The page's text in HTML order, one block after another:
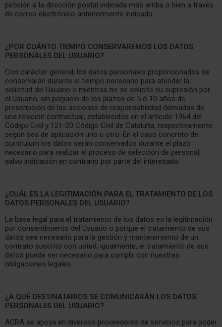
petición a la dirección postal indicada más arriba o bien a través
de correo electrónico anteriormente indicado.
¿POR CUÁNTO TIEMPO CONSERVAREMOS LOS DATOS
PERSONALES DEL USUARIO?
Con carácter general, los datos personales proporcionados se
conservarán durante el tiempo necesario para atender la
solicitud del Usuario o mientras no se solicite su supresión por
el Usuario, sin perjuicio de los plazos de 5 ó 10 años de
prescripción de las acciones de responsabilidad derivadas de
una relación contractual, establecidos en el artículo 1964 del
Código Civil y 121-20 Código Civil de Cataluña, respectivamente,
según sea de aplicación uno u otro. En el caso concreto de
currículum los datos serán conservados durante el plazo
necesario para realizar el proceso de selección de personal,
salvo indicación en contrario por parte del interesado.
¿CUÁL ES LA LEGITIMACIÓN PARA EL TRATAMIENTO DE LOS
DATOS PERSONALES DEL USUARIO?
La base legal para el tratamiento de los datos es la legitimación
por consentimiento del Usuario o porque el tratamiento de sus
datos sea necesario para la gestión y mantenimiento de un
contrato suscrito con usted; igualmente, el tratamiento de sus
datos puede ser necesario para cumplir con nuestras
obligaciones legales.
¿A QUÉ DESTINATARIOS SE COMUNICARÁN LOS DATOS
PERSONALES DEL USUARIO?
ACRA se apoya en diversos proveedores de servicios para poder